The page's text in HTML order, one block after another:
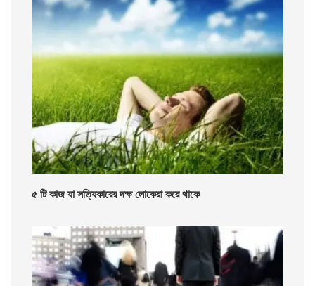
৫ টি কাজ যা সত্যিকারের দক্ষ লোকেরা করে থাকে